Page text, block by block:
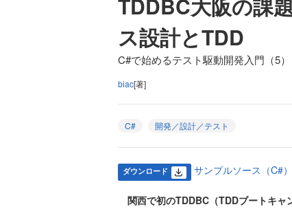
ス設計とTDD
C#で始めるテスト駆動開発入門（5）
biac[著]
C# 開発／設計／テスト
ダウンロード サンプルソース（C#
関西で初のTDDBC（TDDブートキャ